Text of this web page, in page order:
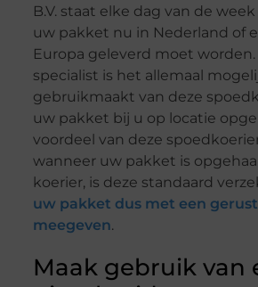
B.V. staat elke dag van de
uw pakket nu in Nederland of
Europa geleverd moet worden.
specialist is het allemaal
gebruikmaakt van deze
uw pakket bij u op locatie
voordeel van deze
wanneer uw pakket is
koerier, is deze standaard
uw pakket dus met een
meegeven.
Maak gebruik van